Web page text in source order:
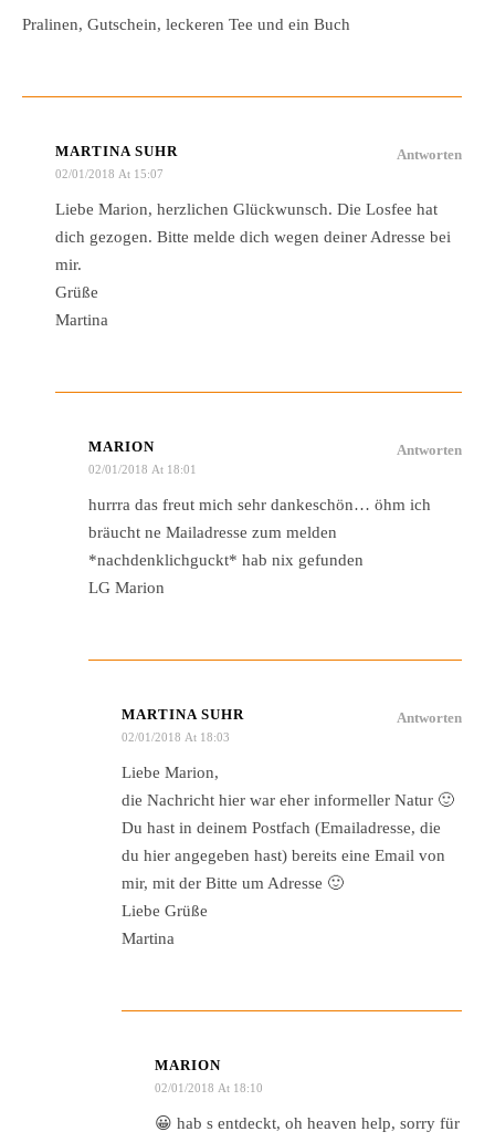
Pralinen, Gutschein, leckeren Tee und ein Buch
MARTINA SUHR
02/01/2018 At 15:07
Antworten
Liebe Marion, herzlichen Glückwunsch. Die Losfee hat
dich gezogen. Bitte melde dich wegen deiner Adresse bei
mir.
Grüße
Martina
MARION
02/01/2018 At 18:01
Antworten
hurrra das freut mich sehr dankeschön… öhm ich
bräucht ne Mailadresse zum melden
*nachdenklichguckt* hab nix gefunden
LG Marion
MARTINA SUHR
02/01/2018 At 18:03
Antworten
Liebe Marion,
die Nachricht hier war eher informeller Natur 🙂
Du hast in deinem Postfach (Emailadresse, die
du hier angegeben hast) bereits eine Email von
mir, mit der Bitte um Adresse 🙂
Liebe Grüße
Martina
MARION
02/01/2018 At 18:10
😀 hab s entdeckt, oh heaven help, sorry für